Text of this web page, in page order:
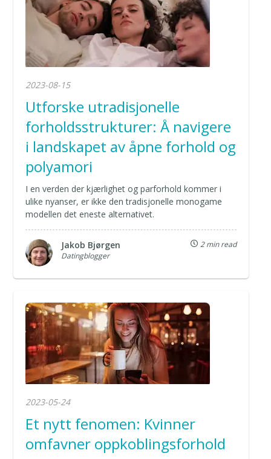
2023-08-15
Utforske utradisjonelle
forholdsstrukturer: Å navigere
i landskapet av åpne forhold og
polyamori
I en verden der kjærlighet og parforhold kommer i
ulike nyanser, er ikke den tradisjonelle monogame
modellen det eneste alternativet.
Jakob Bjørgen
Datingblogger
2 min read
2023-05-24
Et nytt fenomen: Kvinner
omfavner oppkoblingsforhold